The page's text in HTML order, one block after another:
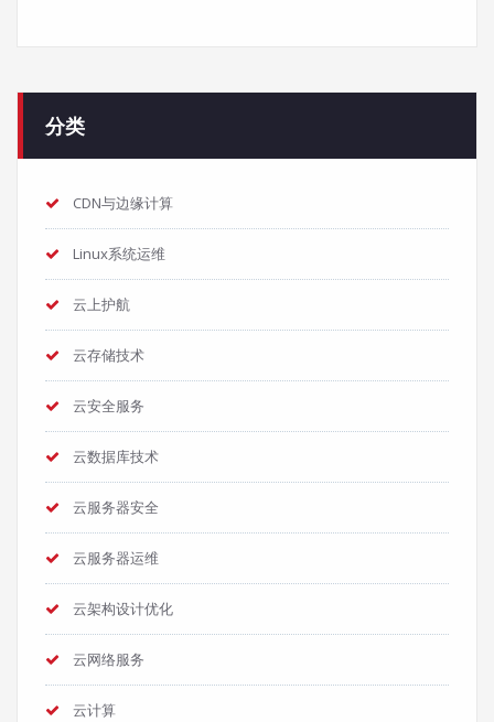
分类
CDN与边缘计算
Linux系统运维
云上护航
云存储技术
云安全服务
云数据库技术
云服务器安全
云服务器运维
云架构设计优化
云网络服务
云计算